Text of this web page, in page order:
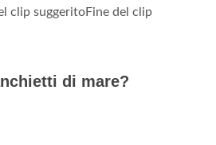
clip suggeritoFine del clip
di mare?